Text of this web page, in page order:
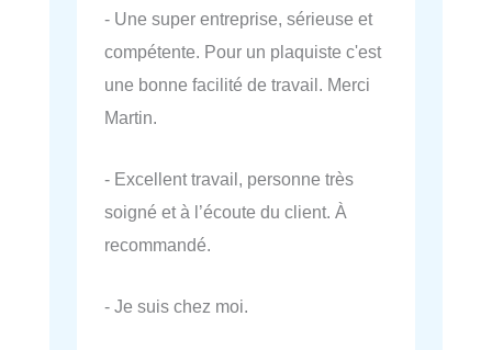
- Une super entreprise, sérieuse et
compétente. Pour un plaquiste c'est
une bonne facilité de travail. Merci
Martin.
- Excellent travail, personne très
soigné et à l’écoute du client. À
recommandé.
- Je suis chez moi.